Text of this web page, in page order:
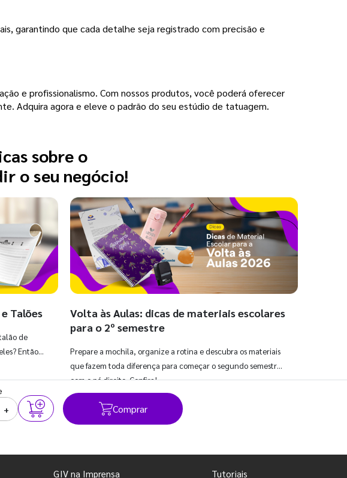
garantindo que cada detalhe seja registrado com precisão e
e profissionalismo. Com nossos produtos, você poderá oferecer
Adquira agora e eleve o padrão do seu estúdio de tatuagem.
sobre o
o seu negócio!
Talões
de
Então,
Volta às Aulas: dicas de materiais escolares
para o 2º semestre
Prepare a mochila, organize a rotina e descubra os materiais
que fazem toda diferença para começar o segundo semestre
com o pé direito. Confira!
+ Comprar
GIV na Imprensa Tutoriais